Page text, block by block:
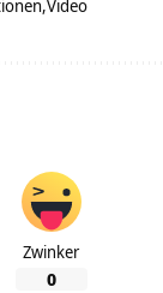
Video
Zwinker
0